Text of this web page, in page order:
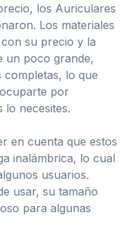
los Auriculares
Los materiales
su precio y la
un poco grande,
completas, lo que
por
lo necesites.
en cuenta que estos
inalámbrica, lo cual
usuarios.
usar, su tamaño
para algunas